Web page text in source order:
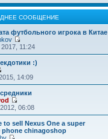
СООБЩЕНИЕ
футбольного игрока в Китае
11:24
:)
14:09
06:08
to sell Nexus One a super
phone chinagoshop